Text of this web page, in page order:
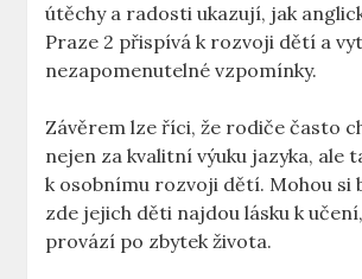
útěchy a radosti ukazují, jak
Praze 2 přispívá k rozvoji dětí a
nezapomenutelné vzpomínky.
Závěrem lze říci, že rodiče často
nejen za kvalitní výuku jazyka, ale
k osobnímu rozvoji dětí. Mohou si
zde jejich děti najdou lásku k
provází po zbytek života.